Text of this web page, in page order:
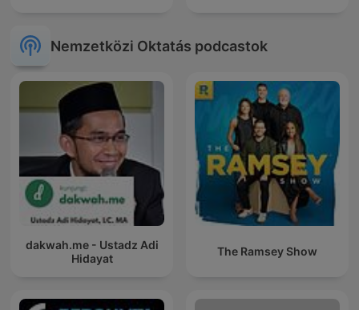
Nemzetközi Oktatás podcastok
dakwah.me - Ustadz Adi
Hidayat
The Ramsey Show